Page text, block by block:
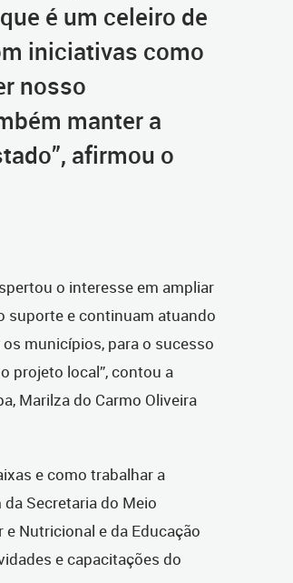
é um celeiro de
iniciativas como
nosso
manter a
afirmou o
o interesse em ampliar
suporte e continuam atuando
municípios, para o sucesso
projeto local”, contou a
Marilza do Carmo Oliveira
e como trabalhar a
Secretaria do Meio
Nutricional e da Educação
e capacitações do